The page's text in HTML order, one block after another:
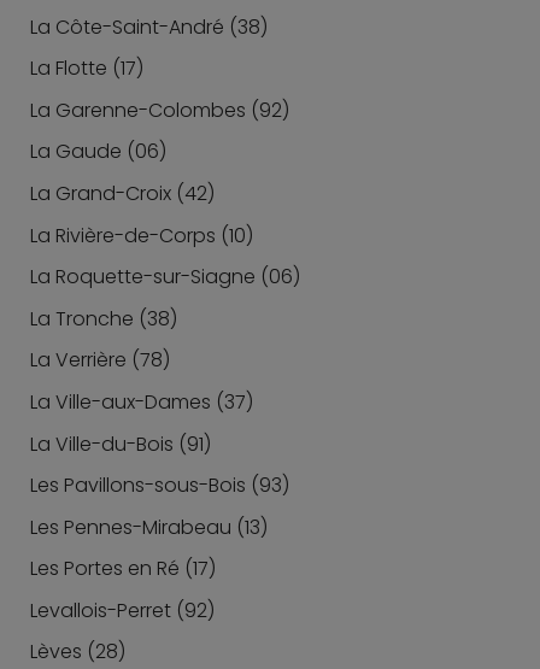
La Côte-Saint-André (38)
La Flotte (17)
La Garenne-Colombes (92)
La Gaude (06)
La Grand-Croix (42)
La Rivière-de-Corps (10)
La Roquette-sur-Siagne (06)
La Tronche (38)
La Verrière (78)
La Ville-aux-Dames (37)
La Ville-du-Bois (91)
Les Pavillons-sous-Bois (93)
Les Pennes-Mirabeau (13)
Les Portes en Ré (17)
Levallois-Perret (92)
Lèves (28)